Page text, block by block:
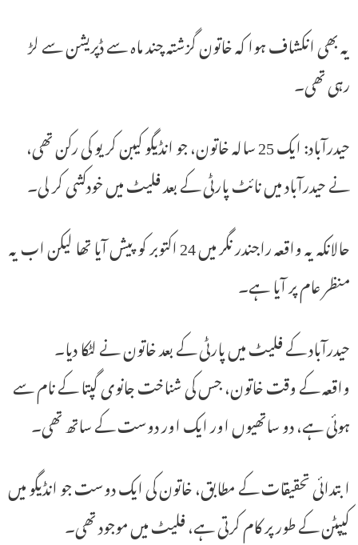
یہ بھی انکشاف ہوا کہ خاتون گزشتہ چند ماہ سے ڈپریشن سے لڑ
رہی تھی۔
حیدرآباد: ایک 25 سالہ خاتون، جو انڈیگو کیبن کریو کی رکن تھی،
نے حیدرآباد میں نائٹ پارٹی کے بعد فلیٹ میں خودکشی کر لی۔
حالانکہ یہ واقعہ راجندر نگر میں 24 اکتوبر کو پیش آیا تھا لیکن اب یہ
منظر عام پر آیا ہے۔
حیدرآباد کے فلیٹ میں پارٹی کے بعد خاتون نے لٹکا دیا۔
واقعہ کے وقت خاتون، جس کی شناخت جانوی گپتا کے نام سے
ہوئی ہے، دو ساتھیوں اور ایک اور دوست کے ساتھ تھی۔
ابتدائی تحقیقات کے مطابق، خاتون کی ایک دوست جو انڈیگو میں
کیپٹن کے طور پر کام کرتی ہے، فلیٹ میں موجود تھی۔